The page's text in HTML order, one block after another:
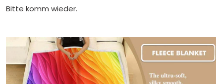
Bitte komm wieder.